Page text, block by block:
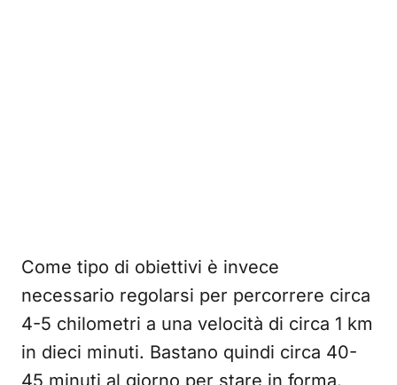
Come tipo di obiettivi è invece
necessario regolarsi per percorrere circa
4-5 chilometri a una velocità di circa 1 km
in dieci minuti. Bastano quindi circa 40-
45 minuti al giorno per stare in forma.